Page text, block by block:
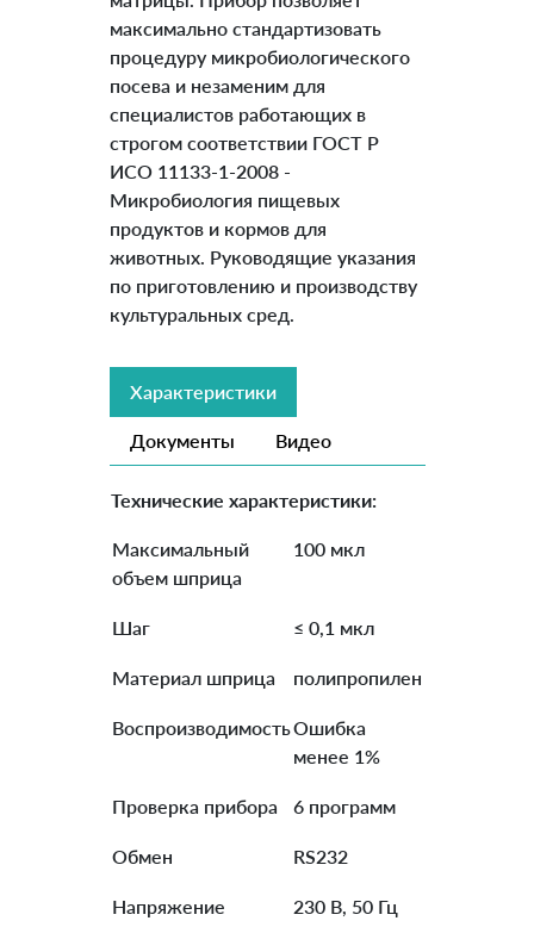
максимально стандартизовать
процедуру микробиологического
посева и незаменим для
специалистов работающих в
строгом соответствии ГОСТ Р
ИСО 11133-1-2008 -
Микробиология пищевых
продуктов и кормов для
животных. Руководящие указания
по приготовлению и производству
культуральных сред.
Характеристики
Документы Видео
Технические характеристики:
Максимальный
объем шприца
100 мкл
Шаг ≤ 0,1 мкл
Материал шприца полипропилен
ВоспроизводимостьОшибка
менее 1%
Проверка прибора 6 программ
Обмен RS232
Напряжение 230 В, 50 Гц